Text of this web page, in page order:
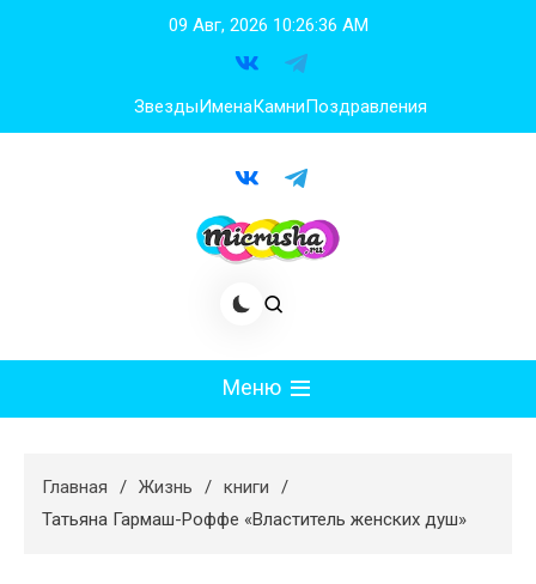
09 Авг, 2026 10:26:36 AM
ЗвездыИменаКамниПоздравления
Меню
Худеем
Главная Жизнь
книги
Татьяна Гармаш-Роффе «Властитель женских душ»